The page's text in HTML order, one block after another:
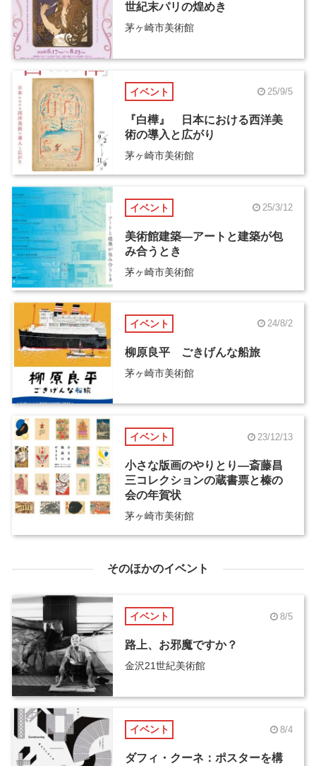
世紀末パリの煌めき
茅ヶ崎市美術館
イベント 25/9/5
『白樺』 日本における西洋美
術の導入と広がり
茅ヶ崎市美術館
イベント 25/3/12
美術館建築―アートと建築が包
み合うとき
茅ヶ崎市美術館
イベント 24/8/2
柳原良平 ごきげんな船旅
茅ヶ崎市美術館
イベント 23/12/13
小さな版画のやりとり―斎藤昌
三コレクションの蔵書票と榛の
会の年賀状
茅ヶ崎市美術館
そのほかのイベント
イベント 8/5
路上、お邪魔ですか？
金沢21世紀美術館
イベント 8/4
ダフィ・クーネ：ポスターを構